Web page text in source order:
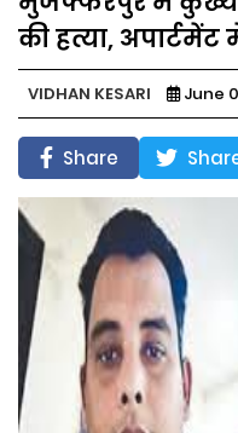
की हत्या,
VIDHAN KESARI June
Share